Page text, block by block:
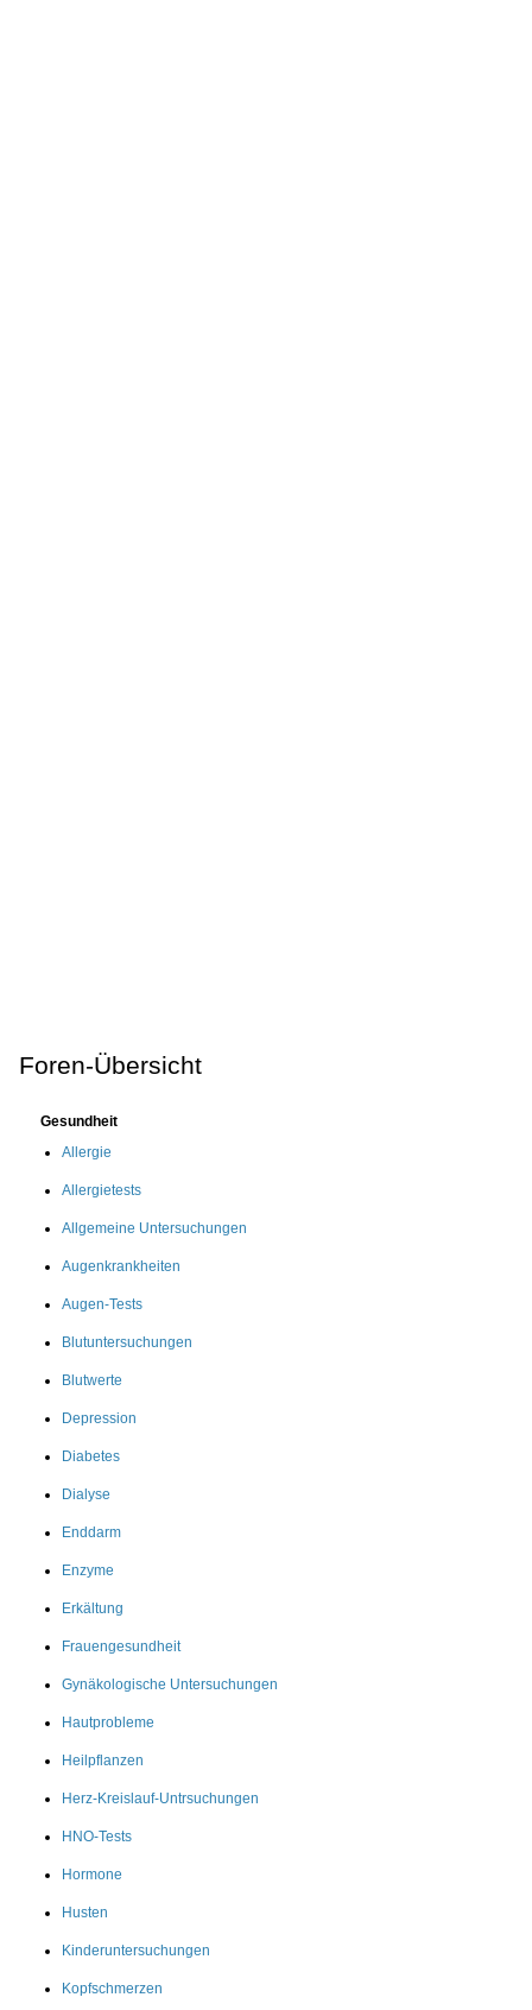
Foren-Übersicht
Gesundheit
Allergie
Allergietests
Allgemeine Untersuchungen
Augenkrankheiten
Augen-Tests
Blutuntersuchungen
Blutwerte
Depression
Diabetes
Dialyse
Enddarm
Enzyme
Erkältung
Frauengesundheit
Gynäkologische Untersuchungen
Hautprobleme
Heilpflanzen
Herz-Kreislauf-Untrsuchungen
HNO-Tests
Hormone
Husten
Kinderuntersuchungen
Kopfschmerzen